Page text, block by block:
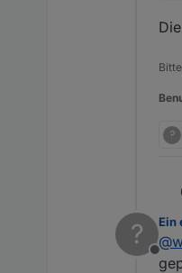
?
? Ein
@